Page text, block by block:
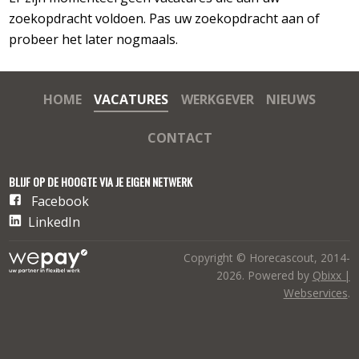
zoekopdracht voldoen. Pas uw zoekopdracht aan of
probeer het later nogmaals.
HOME VACATURES WERKGEVER NIEUWS
CONTACT
BLIJF OP DE HOOGTE VIA JE EIGEN NETWERK
Facebook
LinkedIn
Copyright © Horecascout, 2014-
2026. Powered by Qbixx |
Webservices.